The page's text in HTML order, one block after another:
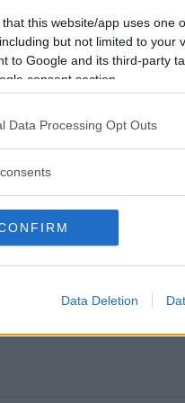
that this website/app uses one
but not limited to your
to Google and its third-party
consent section.
Data Processing Opt Outs
Data Deletion